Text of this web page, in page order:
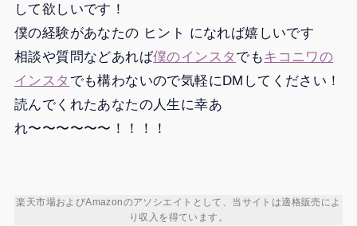
して欲しいです！
僕の経験があなたの ヒント になれば嬉しいです
相談や質問などあれば僕のインスタ でもキコニワの
インスタ でも構わないので気軽にDMしてください！
読んでくれたあなたの人生に幸あ
れ〜〜〜〜〜〜！！！！
楽天市場およびAmazonのアソシエイトとして、当サイトは適格販売によ
り収入を得ています。